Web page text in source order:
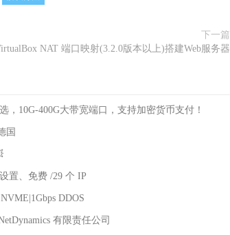
下一篇
NAT 端口映射(3.2.0版本以上)搭建Web服务器
，10G-400G大带宽端口，支持加密货币支付！
国
置、免费 /29 个 IP
DDOS
有限责任公司